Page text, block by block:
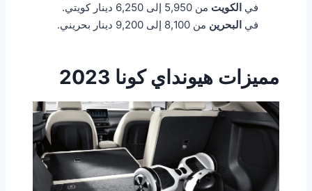
في الكويت من 5,950 إلى 6,250 دينار كويتي.
في البحرين من 8,100 إلى 9,200 دينار بحريني.
مميزات هيونداي كونا 2023